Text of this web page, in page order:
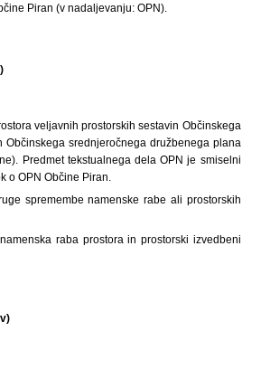
Piran (v nadaljevanju: OPN).
veljavnih prostorskih sestavin Občinskega
srednjeročnega družbenega plana
Predmet tekstualnega dela OPN je smiselni
o OPN Občine Piran.
spremembe namenske rabe ali prostorskih
raba prostora in prostorski izvedbeni